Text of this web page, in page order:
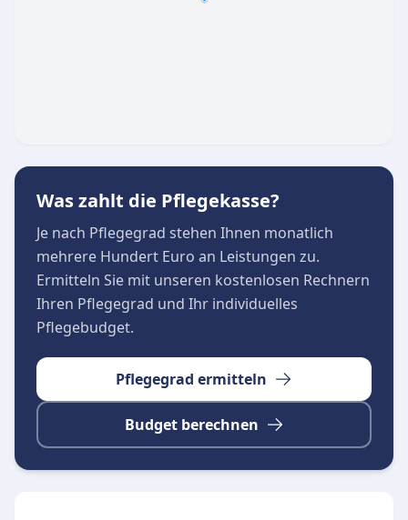
und Betreuung auch über Nacht.
Neben der klassischen Altenpflege unterstützt
der Pflegedienst auch Menschen mit
körperlichen oder psychischen
Einschränkungen dabei, ihren Alltag
unbeschwert zu meistern. Pflegende
Angehörige werden durch die zuverlässigen
betreuten Personen ihre Unabhängigkeit und
Würde bewahren.
Was zahlt die Pflegekasse?
Je nach Pflegegrad stehen Ihnen monatlich
mehrere Hundert Euro an Leistungen zu.
Ermitteln Sie mit unseren kostenlosen Rechnern
Ihren Pflegegrad und Ihr individuelles
Pflegebudget.
Pflegegrad ermitteln
Budget berechnen